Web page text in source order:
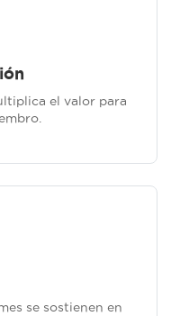
el valor para
se sostienen en